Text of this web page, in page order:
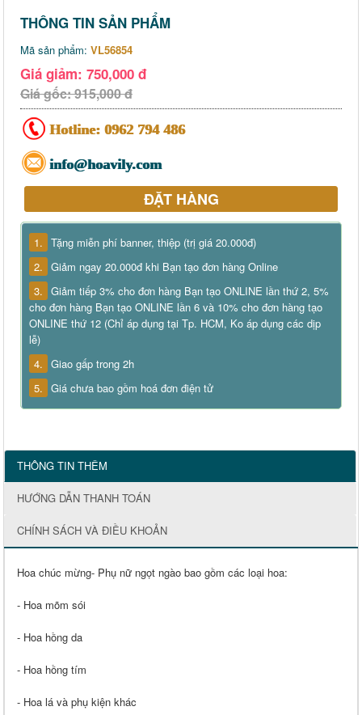
THÔNG TIN SẢN PHẨM
Mã sản phẩm: VL56854
Giá giảm: 750,000 đ
Giá gốc: 915,000 đ
Hotline: 0962 794 486
info@hoavily.com
ĐẶT HÀNG
1. Tặng miễn phí banner, thiệp (trị giá 20.000đ)
2. Giảm ngay 20.000đ khi Bạn tạo đơn hàng Online
3. Giảm tiếp 3% cho đơn hàng Bạn tạo ONLINE lần thứ 2, 5%
cho đơn hàng Bạn tạo ONLINE lần 6 và 10% cho đơn hàng tạo
ONLINE thứ 12 (Chỉ áp dụng tại Tp. HCM, Ko áp dụng các dịp
lễ)
4. Giao gấp trong 2h
5. Giá chưa bao gồm hoá đơn điện tử
THÔNG TIN THÊM
HƯỚNG DẪN THANH TOÁN
CHÍNH SÁCH VÀ ĐIỀU KHOẢN
Hoa chúc mừng- Phụ nữ ngọt ngào bao gồm các loại hoa:
- Hoa mõm sói
- Hoa hồng da
- Hoa hồng tím
- Hoa lá và phụ kiện khác